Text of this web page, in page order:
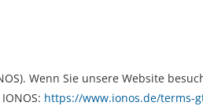
Wenn Sie unsere Website
https://www.ionos.de/terms-